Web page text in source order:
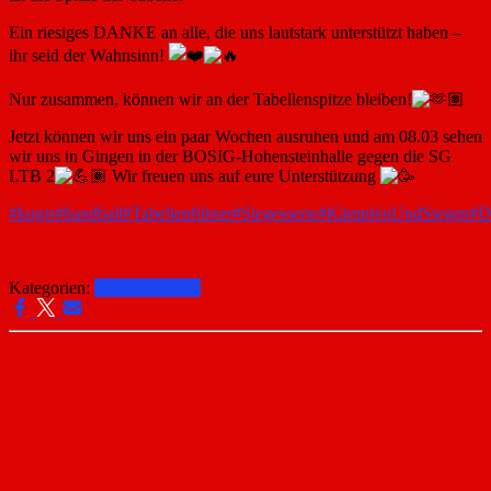
Ein riesiges DANKE an alle, die uns lautstark unterstützt haben –
ihr seid der Wahnsinn!
Nur zusammen, können wir an der Tabellenspitze bleiben!
Jetzt können wir uns ein paar Wochen ausruhen und am 08.03 sehen
wir uns in Gingen in der BOSIG-Hohensteinhalle gegen die SG
LTB 2
Wir freuen uns auf eure Unterstützung
#kugis#handball#Tabellenführer#Siegesserie#KämpfenUndSiegen
Kategorien: